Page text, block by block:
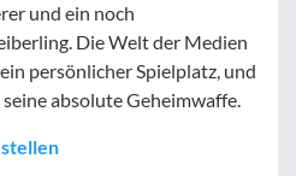
und ein noch
Die Welt der Medien
persönlicher Spielplatz, und
absolute Geheimwaffe.